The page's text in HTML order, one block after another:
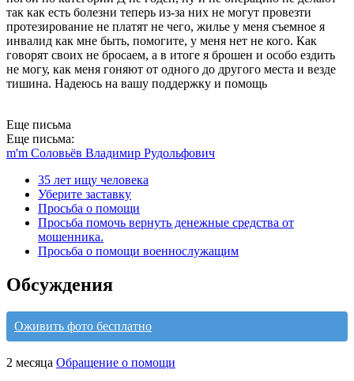
так как есть болезни теперь из-за них не могут провезти
протезирование не платят не чего, жилье у меня съемное я
инвалид как мне быть, помогите, у меня нет не кого. Как
говорят своих не бросаем, а в итоге я брошен и особо ездить
не могу, как меня гоняют от одного до другого места и везде
тишина. Надеюсь на вашу поддержку и помощь
Еще письма
Еще письма:
m'm Соловьёв Владимир Рудольфович
35 лет ищу человека
Уберите заставку
Просьба о помощи
Просьба помочь вернуть денежные средства от
мошенника.
Просьба о помощи военнослужащим
Обсуждения
Оживить фото бесплатно
2 месяца Обращение о помощи